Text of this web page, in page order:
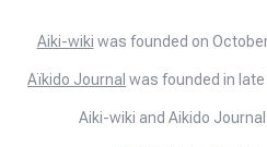
Aiki-wiki was founded on
Aïkido Journal was founded in
Aiki-wiki and Aikido